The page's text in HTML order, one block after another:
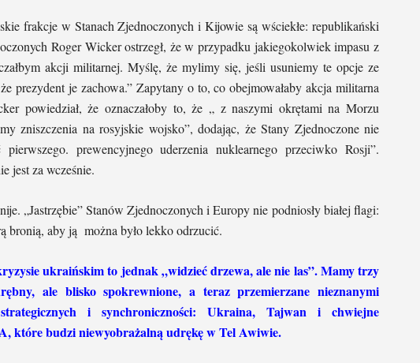
frakcje w Stanach Zjednoczonych i Kijowie są wściekłe: republikański
Roger Wicker ostrzegł, że w przypadku jakiegokolwiek impasu z
akcji militarnej. Myślę, że mylimy się, jeśli usuniemy te opcje ze
prezydent je zachowa.” Zapytany o to, co obejmowałaby akcja militarna
powiedział, że oznaczałoby to, że „ z naszymi okrętami na Morzu
zniszczenia na rosyjskie wojsko”, dodając, że Stany Zjednoczone nie
prewencyjnego uderzenia nuklearnego przeciwko Rosji”.
jest za wcześnie.
„Jastrzębie” Stanów Zjednoczonych i Europy nie podniosły białej flagi:
bronią, aby ją można było lekko odrzucić.
ukraińskim to jednak „widzieć drzewa, ale nie las”. Mamy trzy
ale blisko spokrewnione, a teraz przemierzane nieznanymi
i synchroniczności: Ukraina, Tajwan i chwiejne
które budzi niewyobrażalną udrękę w Tel Awiwie.